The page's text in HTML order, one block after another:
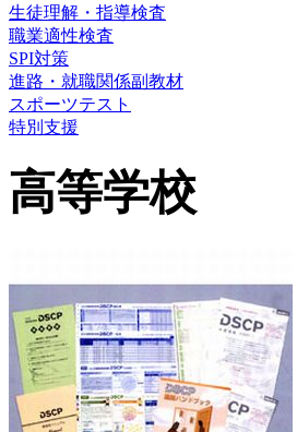
生徒理解・指導検査
職業適性検査
SPI対策
進路・就職関係副教材
スポーツテスト
特別支援
高等学校